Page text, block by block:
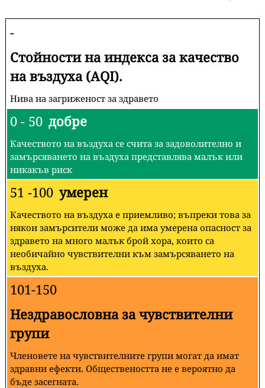
-
Стойности на индекса за качество
на въздуха (AQI).
Нива на загриженост за здравето
0 - 50 добре
Качеството на въздуха се счита за задоволително и
замърсяването на въздуха представлява малък или
никакъв риск
51 -100 умерен
Качеството на въздуха е приемливо; въпреки това за
някои замърсители може да има умерена опасност за
здравето на много малък брой хора, които са
необичайно чувствителни към замърсяването на
въздуха.
101-150
Нездравословна за чувствителни
групи
Членовете на чувствителните групи могат да имат
здравни ефекти. Обществеността не е вероятно да
бъде засегната.